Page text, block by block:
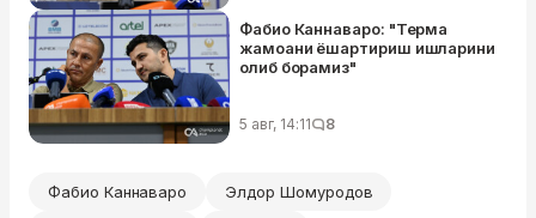
Фабио Каннаваро: "Терма
жамоани ёшартириш ишларини
олиб борамиз"
5 авг, 14:11 8
Фабио Каннаваро
Элдор Шомуродов